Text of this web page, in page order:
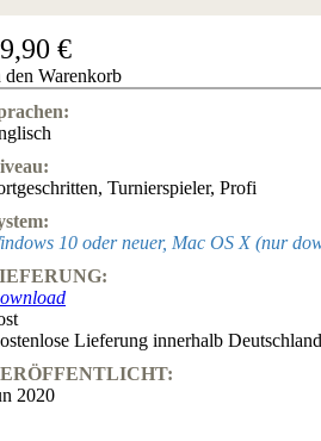
€
den Warenkorb
, Turnierspieler, Profi
10 oder neuer, Mac OS X (nur
Lieferung innerhalb
2020